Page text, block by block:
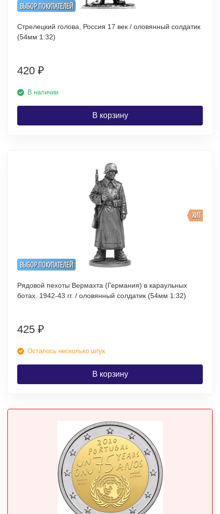
ВЫБОР ПОКУПАТЕЛЕЙ
Стрелецкий голова, Россия 17 век / оловянный солдатик
(54мм 1:32)
420 ₽
В наличии
В корзину
ВЫБОР ПОКУПАТЕЛЕЙ
ХИТ
Рядовой пехоты Вермахта (Германия) в караульных
ботах. 1942-43 гг. / оловянный солдатик (54мм 1:32)
425 ₽
Осталось несколько штук
В корзину